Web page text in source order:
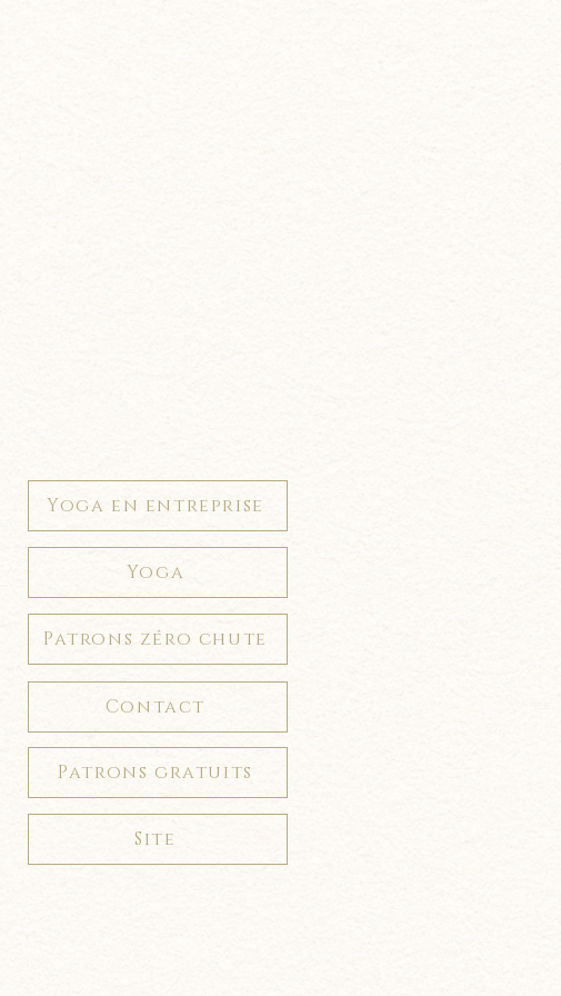
Yoga en entreprise
Yoga
Patrons zéro chute
Contact
Patrons gratuits
Site